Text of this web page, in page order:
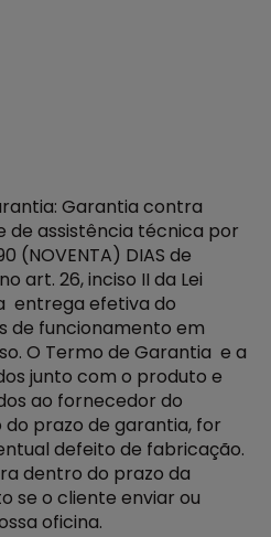
Garantia contra
de assistência técnica por
(NOVENTA) DIAS de
art. 26, inciso II da Lei
entrega efetiva do
de funcionamento em
O Termo de Garantia e a
junto com o produto e
ao fornecedor do
prazo de garantia, for
defeito de fabricação.
dentro do prazo da
se o cliente enviar ou
oficina.